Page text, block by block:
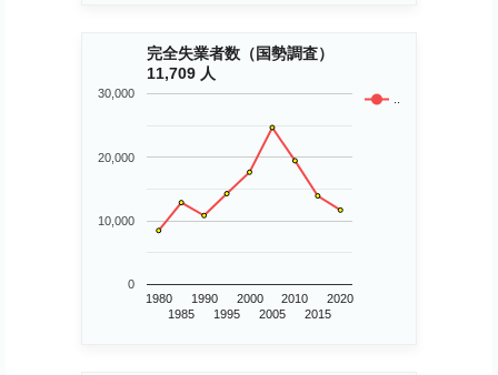
完全失業者数（国勢調査）
11,709 人
..
1980
1985
1990
1995
2000
2005
2010
2015
2020
0
10,000
20,000
30,000